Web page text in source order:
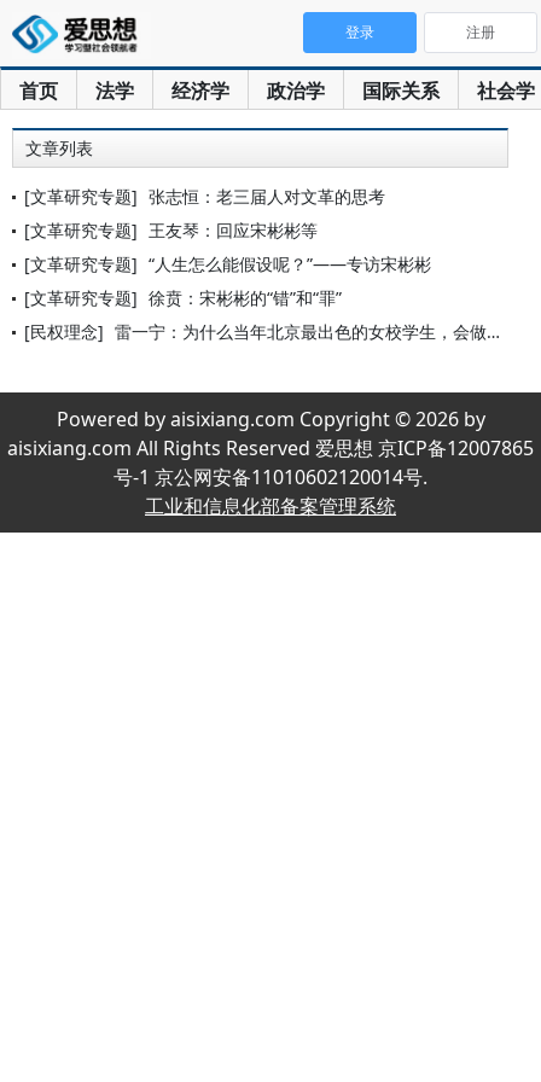
首页 法学 经济学 政治学 国际关系 社会学
登录 注册
文章列表
[文革研究专题] 张志恒：老三届人对文革的思考
[文革研究专题] 王友琴：回应宋彬彬等
[文革研究专题] “人生怎么能假设呢？”——专访宋彬彬
[文革研究专题] 徐贲：宋彬彬的“错”和“罪”
[民权理念] 雷一宁：为什么当年北京最出色的女校学生，会做出如此伤天害理的
Powered by aisixiang.com Copyright © 2026 by
aisixiang.com All Rights Reserved 爱思想 京ICP备12007865
号-1 京公网安备11010602120014号.
工业和信息化部备案管理系统